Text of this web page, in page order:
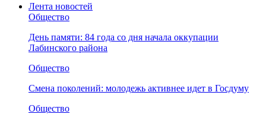
Лента новостей
Общество
День памяти: 84 года со дня начала оккупации
Лабинского района
Общество
Смена поколений: молодежь активнее идет в Госдуму
Общество